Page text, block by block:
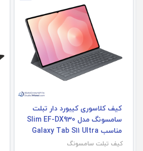
کیف کلاسوری کیبورد دار تبلت
سامسونگ مدل Slim EF-DX930
مناسب Galaxy Tab S11 Ultra
کیف تبلت سامسونگ